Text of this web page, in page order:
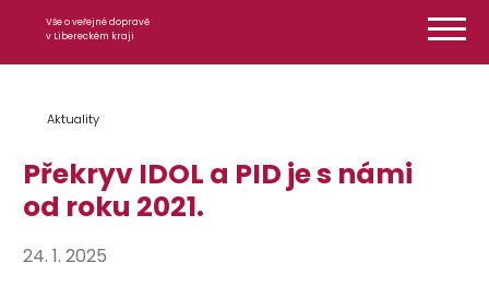
Vše o veřejné dopravě
v Libereckém kraji
Aktuality
Překryv IDOL a PID je s námi
od roku 2021.
24. 1. 2025